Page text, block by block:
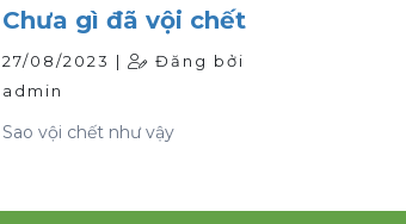
Chưa gì đã vội chết
27/08/2023 |
Đăng bởi
admin
Sao vội chết như vậy